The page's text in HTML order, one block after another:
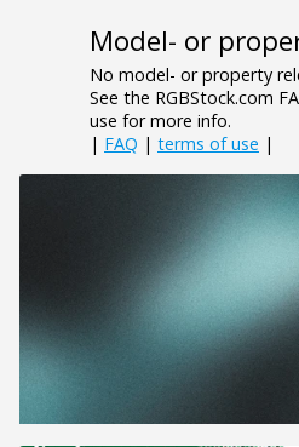
Model- or
No model- or property
See the RGBStock.com
use for more info.
| FAQ | terms of use |